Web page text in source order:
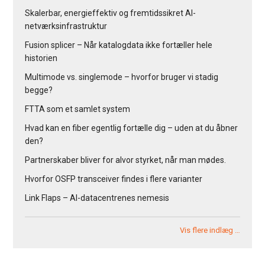
Skalerbar, energieffektiv og fremtidssikret AI-
netværksinfrastruktur
Fusion splicer – Når katalogdata ikke fortæller hele
historien
Multimode vs. singlemode – hvorfor bruger vi stadig
begge?
FTTA som et samlet system
Hvad kan en fiber egentlig fortælle dig – uden at du åbner
den?
Partnerskaber bliver for alvor styrket, når man mødes.
Hvorfor OSFP transceiver findes i flere varianter
Link Flaps – AI-datacentrenes nemesis
Vis flere indlæg …